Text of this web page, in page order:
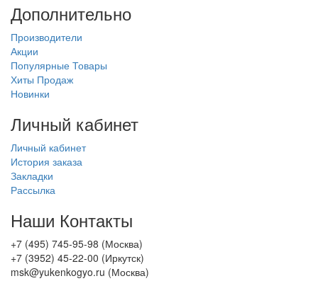
Дополнительно
Производители
Акции
Популярные Товары
Хиты Продаж
Новинки
Личный кабинет
Личный кабинет
История заказа
Закладки
Рассылка
Наши Контакты
+7 (495) 745-95-98 (Москва)
+7 (3952) 45-22-00 (Иркутск)
msk@yukenkogyo.ru (Москва)